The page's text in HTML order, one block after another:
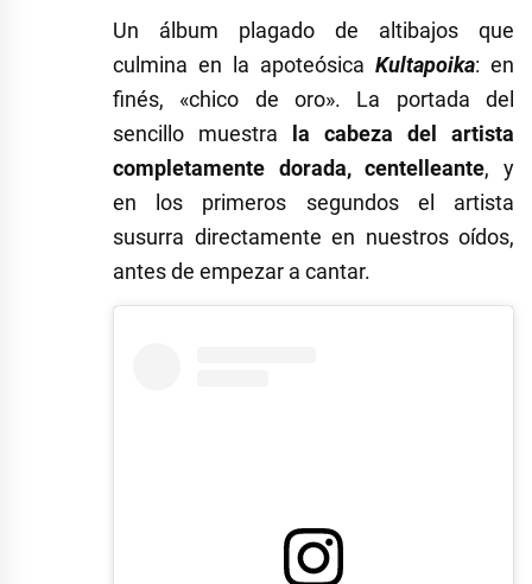
Un álbum plagado de altibajos que
culmina en la apoteósica Kultapoika: en
finés, «chico de oro». La portada del
sencillo muestra
la cabeza del artista
completamente dorada, centelleante, y
en los primeros segundos el artista
susurra directamente en nuestros oídos,
antes de empezar a cantar.